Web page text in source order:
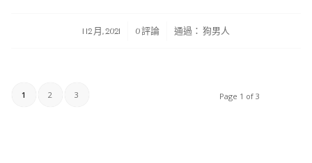
1 12 月, 2021
/ 0 評論 通過： 狗男人
Page 1 of 3
1 2 3